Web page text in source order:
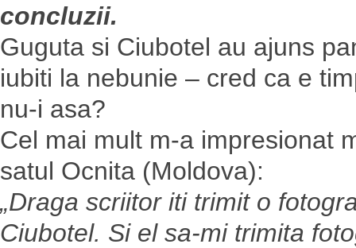
concluzii.
Guguta si Ciubotel au ajuns
iubiti la nebunie – cred ca e
nu-i asa?
Cel mai mult m-a impresionat
satul Ocnita (Moldova):
„Draga scriitor iti trimit o
Ciubotel. Si el sa-mi trimita